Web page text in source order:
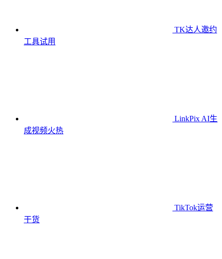
TK达人邀约
工具试用
LinkPix AI生
成视频火热
TikTok运营
干货